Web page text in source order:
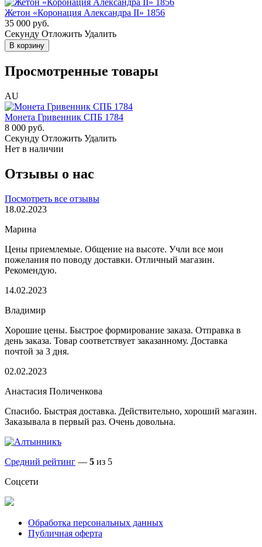
Жетон «Коронация Александра II» 1856
35 000 руб.
Cекунду Отложить Удалить
В корзину
Просмотренные товары
AU
Монета Гривенник СПБ 1784
8 000 руб.
Cекунду Отложить Удалить
Нет в наличии
Отзывы о нас
Посмотреть все отзывы
18.02.2023
Марина
Цены приемлемые. Общение на высоте. Учли все мои
пожелания по поводу доставки. Отличный магазин.
Рекомендую.
14.02.2023
Владимир
Хорошие цены. Быстрое формирование заказа. Отправка в
день заказа. Товар соответствует заказанному. Доставка
почтой за 3 дня.
02.02.2023
Анастасия Поличенкова
Спасибо. Быстрая доставка. Действительно, хороший магазин.
Заказывала в первый раз. Очень довольна.
Средний рейтинг — 5 из 5
Соцсети
Обработка персональных данных
Публичная оферта